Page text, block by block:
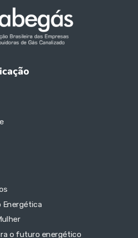
Energética
o futuro energético